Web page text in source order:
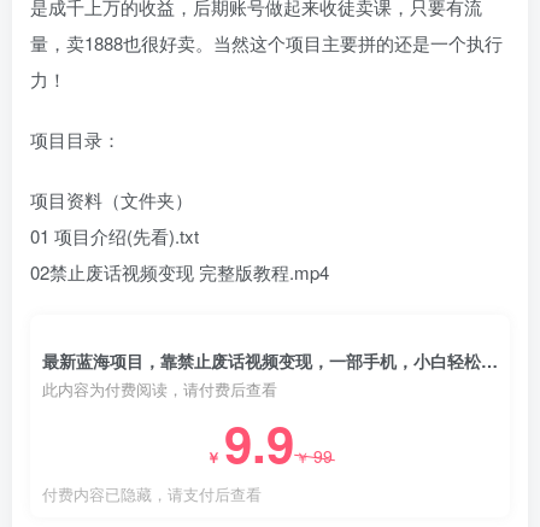
是成千上万的收益，后期账号做起来收徒卖课，只要有流
量，卖1888也很好卖。当然这个项目主要拼的还是一个执行
力！
项目目录：
项目资料（文件夹）
01 项目介绍(先看).txt
02禁止废话视频变现 完整版教程.mp4
最新蓝海项目，靠禁止废话视频变现，一部手机，小白轻松月入过万！
此内容为付费阅读，请付费后查看
￥ 9.9￥99
付费内容已隐藏，请支付后查看